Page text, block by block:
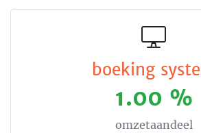
boeking
1.00 %
omzetaandeel